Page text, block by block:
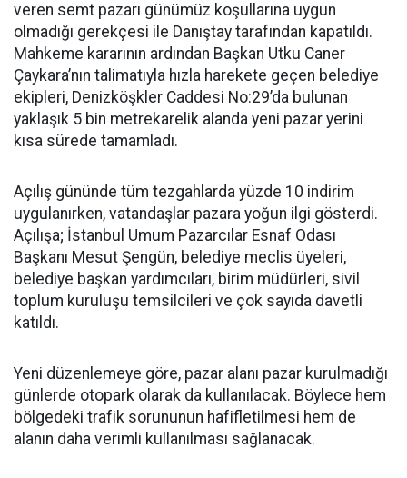
veren semt pazarı günümüz koşullarına uygun
olmadığı gerekçesi ile Danıştay tarafından kapatıldı.
Mahkeme kararının ardından Başkan Utku Caner
Çaykara’nın talimatıyla hızla harekete geçen belediye
ekipleri, Denizköşkler Caddesi No:29’da bulunan
yaklaşık 5 bin metrekarelik alanda yeni pazar yerini
kısa sürede tamamladı.
Açılış gününde tüm tezgahlarda yüzde 10 indirim
uygulanırken, vatandaşlar pazara yoğun ilgi gösterdi.
Açılışa; İstanbul Umum Pazarcılar Esnaf Odası
Başkanı Mesut Şengün, belediye meclis üyeleri,
belediye başkan yardımcıları, birim müdürleri, sivil
toplum kuruluşu temsilcileri ve çok sayıda davetli
katıldı.
Yeni düzenlemeye göre, pazar alanı pazar kurulmadığı
günlerde otopark olarak da kullanılacak. Böylece hem
bölgedeki trafik sorununun hafifletilmesi hem de
alanın daha verimli kullanılması sağlanacak.